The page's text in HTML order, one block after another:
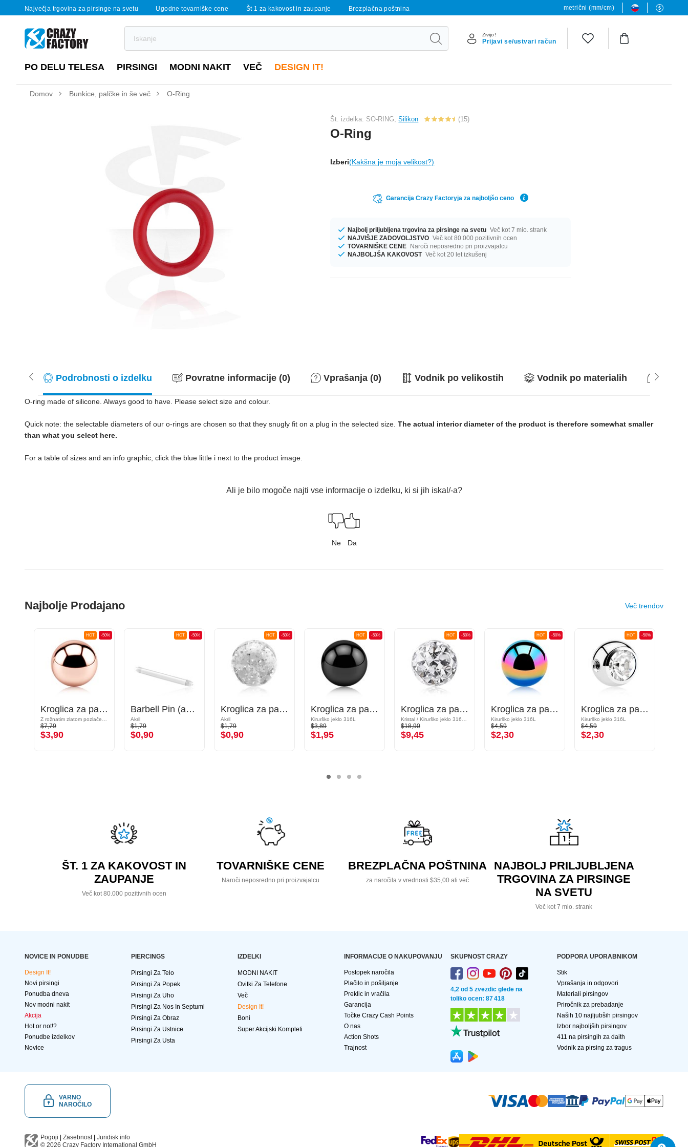
Največja trgovina za pirsinge na svetu Ugodne tovarniške cene Št 1 za kakovost in zaupanje Brezplačna poštnina metrični (mm/cm)
Živijo!
Prijavi se/ustvari račun
PO DELU TELESA PIRSINGI MODNI NAKIT VEČ DESIGN IT!
Domov Bunkice, palčke in še več O-Ring
Št. izdelka: SO-RING,Silikon (15)
O-Ring
Izberi(Kakšna je moja velikost?)
Garancija Crazy Factoryja za najboljšo ceno
Najbolj priljubljena trgovina za pirsinge na svetu Več kot 7 mio. strank
NAJVIŠJE ZADOVOLJSTVO Več kot 80.000 pozitivnih ocen
TOVARNIŠKE CENE Naroči neposredno pri proizvajalcu
NAJBOLJŠA KAKOVOST Več kot 20 let izkušenj
Podrobnosti o izdelku Povratne informacije (0) Vprašanja (0) Vodnik po velikostih Vodnik po materialih
O-ring made of silicone. Always good to have. Please select size and colour.
Quick note: the selectable diameters of our o-rings are chosen so that they snugly fit on a plug in the selected size. The actual interior diameter of the product is therefore somewhat smaller
than what you select here.
For a table of sizes and an info graphic, click the blue little i next to the product image.
Ali je bilo mogoče najti vse informacije o izdelku, ki si jih iskal/-a?
Ne Da
Najbolje Prodajano Več trendov
-50%
HOT
Kroglica za palčke z navojem (kirurško jeklo, rožnatozlata, sijoč zaključek)
$7,79
$3,90
-50%
HOT
Barbell Pin (acrylic, various colours)
Akril
$1,79
$0,90
-50%
HOT
Kroglica za palčke z navojem (akril, različne barve) s/z bleščice
Akril
$1,79
$0,90
-50%
HOT
Kroglica za palčke z navojem (kirurško jeklo, črna, sijoč zaključek)
Kirurško jeklo 316L
$3,89
$1,95
-50%
HOT
Kroglica za palčke z navojem (kirurško jeklo, srebrna, sijoč zaključek) s/z Kristalni kamni
$18,90
$9,45
-50%
HOT
Kroglica za palčke z navojem (kirurško jeklo, anodizirana)
Kirurško jeklo 316L
$4,59
$2,30
-50%
HOT
Kroglica za palčke z navojem (kirurško jeklo, srebrna, sijoč zaključek) s/z Kristalni kamen
Kirurško jeklo 316L
$4,59
$2,30
ŠT. 1 ZA KAKOVOST IN
ZAUPANJE
Več kot 80.000 pozitivnih ocen
TOVARNIŠKE CENE
Naroči neposredno pri proizvajalcu
BREZPLAČNA POŠTNINA
za naročila v vrednosti $35,00 ali več
NAJBOLJ PRILJUBLJENA
TRGOVINA ZA PIRSINGE
NA SVETU
Več kot 7 mio. strank
NOVICE IN PONUDBE
Design It!
Novi pirsingi
Ponudba dneva
Nov modni nakit
Akcija
Hot or not!?
Ponudbe izdelkov
Novice
PIERCINGS
Pirsingi Za Telo
Pirsingi Za Popek
Pirsingi Za Uho
Pirsingi Za Nos In Septumi
Pirsingi Za Obraz
Pirsingi Za Ustnice
Pirsingi Za Usta
IZDELKI
MODNI NAKIT
Ovitki Za Telefone
Več
Design It!
Boni
Super Akcijski Kompleti
INFORMACIJE O NAKUPOVANJU
Postopek naročila
Plačilo in pošiljanje
Preklic in vračila
Garancija
Točke Crazy Cash Points
O nas
Action Shots
Trajnost
SKUPNOST CRAZY
4,2 od 5 zvezdic glede na
toliko ocen: 87 418
PODPORA UPORABNIKOM
Stik
Vprašanja in odgovori
Materiali pirsingov
Priročnik za prebadanje
Naših 10 najljubših pirsingov
Izbor najboljših pirsingov
411 na pirsingih za daith
Vodnik za pirsing za tragus
VARNO
NAROČILO
Pogoji Zasebnost| Juridisk info
© 2026 Crazy Factory International GmbH